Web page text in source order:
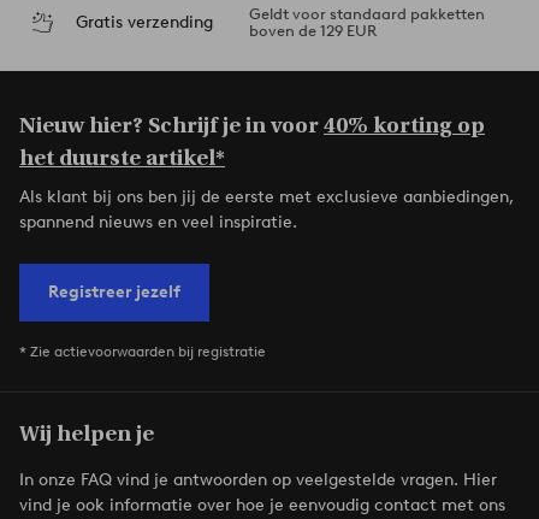
Gratis verzending
Geldt voor standaard pakketten
boven de 129 EUR
Nieuw hier? Schrijf je in voor40% korting op
het duurste artikel*
Als klant bij ons ben jij de eerste met exclusieve aanbiedingen,
spannend nieuws en veel inspiratie.
Registreer jezelf
* Zie actievoorwaarden bij registratie
Wij helpen je
In onze FAQ vind je antwoorden op veelgestelde vragen. Hier
vind je ook informatie over hoe je eenvoudig contact met ons